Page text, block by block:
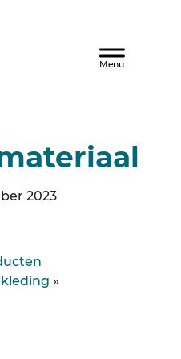
Header
Rechts
2023
»